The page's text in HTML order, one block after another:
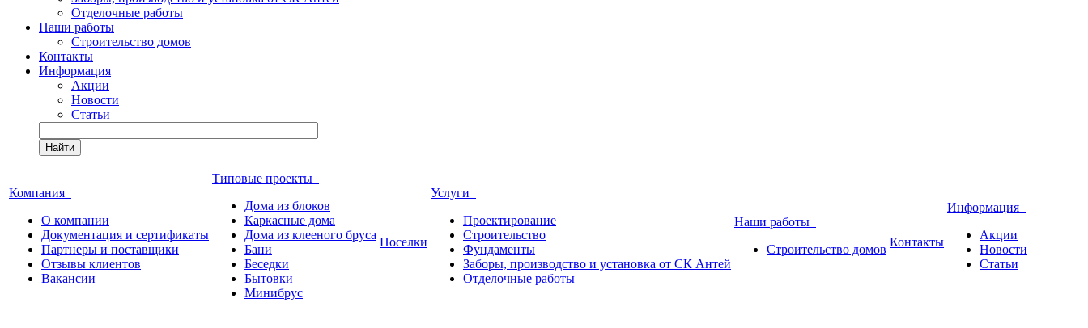
Отделочные работы
Наши работы
Строительство домов
Контакты
Информация
Акции
Новости
Статьи
Найти
Компания
О компании
Документация и сертификаты
Партнеры и поставщики
Отзывы клиентов
Вакансии
Типовые проекты
Дома из блоков
Каркасные дома
Дома из клееного бруса
Бани
Беседки
Бытовки
Минибрус
Поселки
Услуги
Проектирование
Строительство
Фундаменты
Заборы, производство и установка от СК Антей
Отделочные работы
Наши работы
Строительство домов
Контакты
Информация
Акции
Новости
Статьи